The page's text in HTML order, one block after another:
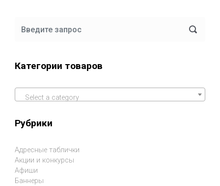
Категории товаров
Select a category
Рубрики
Адресные таблички
Акции и конкурсы
Афиши
Баннеры